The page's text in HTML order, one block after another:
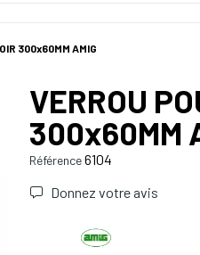
300x60MM AMIG
VERROU
300x60MM
Référence6104
Donnez votre avis